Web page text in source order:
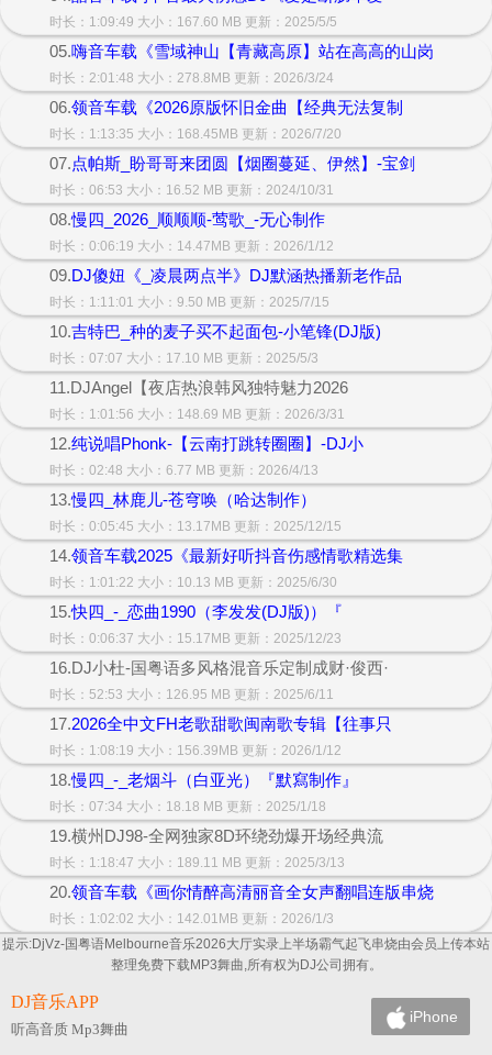
时长：1:09:49 大小：167.60 MB 更新：2025/5/5
05.嗨音车载《雪域神山【青藏高原】站在高高的山岗
时长：2:01:48 大小：278.8MB 更新：2026/3/24
06.领音车载《2026原版怀旧金曲【经典无法复制
时长：1:13:35 大小：168.45MB 更新：2026/7/20
07.点帕斯_盼哥哥来团圆【烟圈蔓延、伊然】-宝剑
时长：06:53 大小：16.52 MB 更新：2024/10/31
08.慢四_2026_顺顺顺-莺歌_-无心制作
时长：0:06:19 大小：14.47MB 更新：2026/1/12
09.DJ傻妞《_凌晨两点半》DJ默涵热播新老作品
时长：1:11:01 大小：9.50 MB 更新：2025/7/15
10.吉特巴_种的麦子买不起面包-小笔锋(DJ版)
时长：07:07 大小：17.10 MB 更新：2025/5/3
11.DJAngel【夜店热浪韩风独特魅力2026
时长：1:01:56 大小：148.69 MB 更新：2026/3/31
12.纯说唱Phonk-【云南打跳转圈圈】-DJ小
时长：02:48 大小：6.77 MB 更新：2026/4/13
13.慢四_林鹿儿-苍穹唤（哈达制作）
时长：0:05:45 大小：13.17MB 更新：2025/12/15
14.领音车载2025《最新好听抖音伤感情歌精选集
时长：1:01:22 大小：10.13 MB 更新：2025/6/30
15.快四_-_恋曲1990（李发发(DJ版)）『
时长：0:06:37 大小：15.17MB 更新：2025/12/23
16.DJ小杜-国粤语多风格混音乐定制成财·俊西·
时长：52:53 大小：126.95 MB 更新：2025/6/11
17.2026全中文FH老歌甜歌闽南歌专辑【往事只
时长：1:08:19 大小：156.39MB 更新：2026/1/12
18.慢四_-_老烟斗（白亚光）『默寫制作』
时长：07:34 大小：18.18 MB 更新：2025/1/18
19.横州DJ98-全网独家8D环绕劲爆开场经典流
时长：1:18:47 大小：189.11 MB 更新：2025/3/13
20.领音车载《画你情醉高清丽音全女声翻唱连版串烧
时长：1:02:02 大小：142.01MB 更新：2026/1/3
提示:DjVz-国粤语Melbourne音乐2026大厅实录上半场霸气起飞串烧由会员上传本站
整理免费下载MP3舞曲,所有权为DJ公司拥有。
DJ音乐APP
听高音质 Mp3舞曲
iPhone